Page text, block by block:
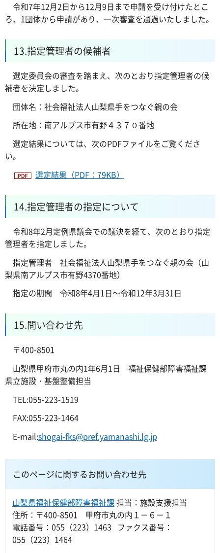
令和7年12月2日から12月9日まで申請を受け付けたとこ
ろ、1団体から申請があり、一次審査を通過いたしました。
13.指定管理者の候補者
選定委員会の審査を踏まえ、次のとおり指定管理者の候
補者を決定しました。
団体名：社会福祉法人山梨県手をつなぐ親の会
所在地：南アルプス市有野４３７０番地
選定結果については、次のPDFファイルをご覧くださ
い。
選定結果（PDF：79KB）
14.指定管理者の指定について
令和8年2月定例県議会での議決を経て、次のとおり指定
管理者を指定しました。
指定管理者 社会福祉法人山梨県手をつなぐ親の会（山
梨県南アルプス市有野4370番地）
指定の期間 令和8年4月1日～令和12年3月31日
15.問い合わせ先
〒400-8501
山梨県甲府市丸の内1年6月1日 福祉保健部障害福祉課
県立施設・基盤整備担当
TEL:055-223-1519
FAX:055-223-1464
E-mail:shogai-fks@pref.yamanashi.lg.jp
このページに関するお問い合わせ先
山梨県福祉保健部障害福祉課担当：施設支援担当
住所：〒400-8501 甲府市丸の内１－６－１
電話番号：055（223）1463 ファクス番号：
055（223）1464